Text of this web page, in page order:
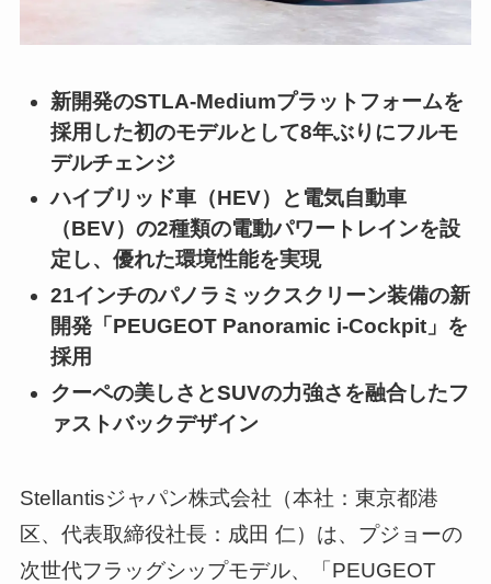
新開発のSTLA-Mediumプラットフォームを
採用した初のモデルとして8年ぶりにフルモ
デルチェンジ
ハイブリッド車（HEV）と電気自動車
（BEV）の2種類の電動パワートレインを設
定し、優れた環境性能を実現
21インチのパノラミックスクリーン装備の新
開発「PEUGEOT Panoramic i-Cockpit」を
採用
クーペの美しさとSUVの力強さを融合したフ
ァストバックデザイン
Stellantisジャパン株式会社（本社：東京都港
区、代表取締役社長：成田 仁）は、プジョーの
次世代フラッグシップモデル、「PEUGEOT